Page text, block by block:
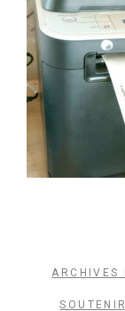
ARCHIVES
SOUTENIR